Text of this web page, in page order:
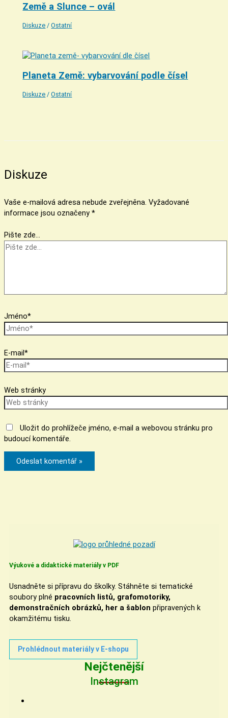
Země a Slunce – ovál
Diskuze /Ostatní
Planeta Země: vybarvování podle čísel
Diskuze /Ostatní
Diskuze
Vaše e-mailová adresa nebude zveřejněna. Vyžadované
informace jsou označeny *
Pište zde…
Jméno*
E-mail*
Web stránky
Uložit do prohlížeče jméno, e-mail a webovou stránku pro
budoucí komentáře.
Výukové a didaktické materiály v PDF
Usnadněte si přípravu do školky. Stáhněte si tematické
soubory plné pracovních listů, grafomotoriky,
demonstračních obrázků, her a šablon připravených k
okamžitému tisku.
Prohlédnout materiály v E-shopu
Nejčtenější
Instagram